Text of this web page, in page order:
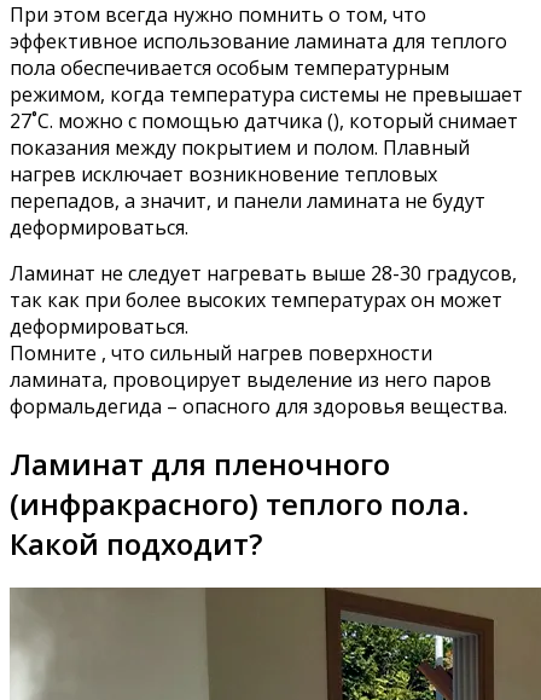
При этом всегда нужно помнить о том, что
эффективное использование ламината для теплого
пола обеспечивается особым температурным
режимом, когда температура системы не превышает
27˚С. можно с помощью датчика (), который снимает
показания между покрытием и полом. Плавный
нагрев исключает возникновение тепловых
перепадов, а значит, и панели ламината не будут
деформироваться.
Ламинат не следует нагревать выше 28-30 градусов,
так как при более высоких температурах он может
деформироваться.
Помните , что сильный нагрев поверхности
ламината, провоцирует выделение из него паров
формальдегида – опасного для здоровья вещества.
Ламинат для пленочного
(инфракрасного) теплого пола.
Какой подходит?